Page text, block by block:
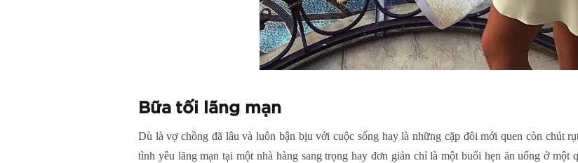
Bữa tối lãng mạn
Dù là vợ chồng đã lâu và luôn bận bịu với cuộc sống hay là những cặp đôi mới quen còn chút
tình yêu lãng mạn tại một nhà hàng sang trọng hay đơn giản chỉ là một buổi hẹn ăn uống ở một